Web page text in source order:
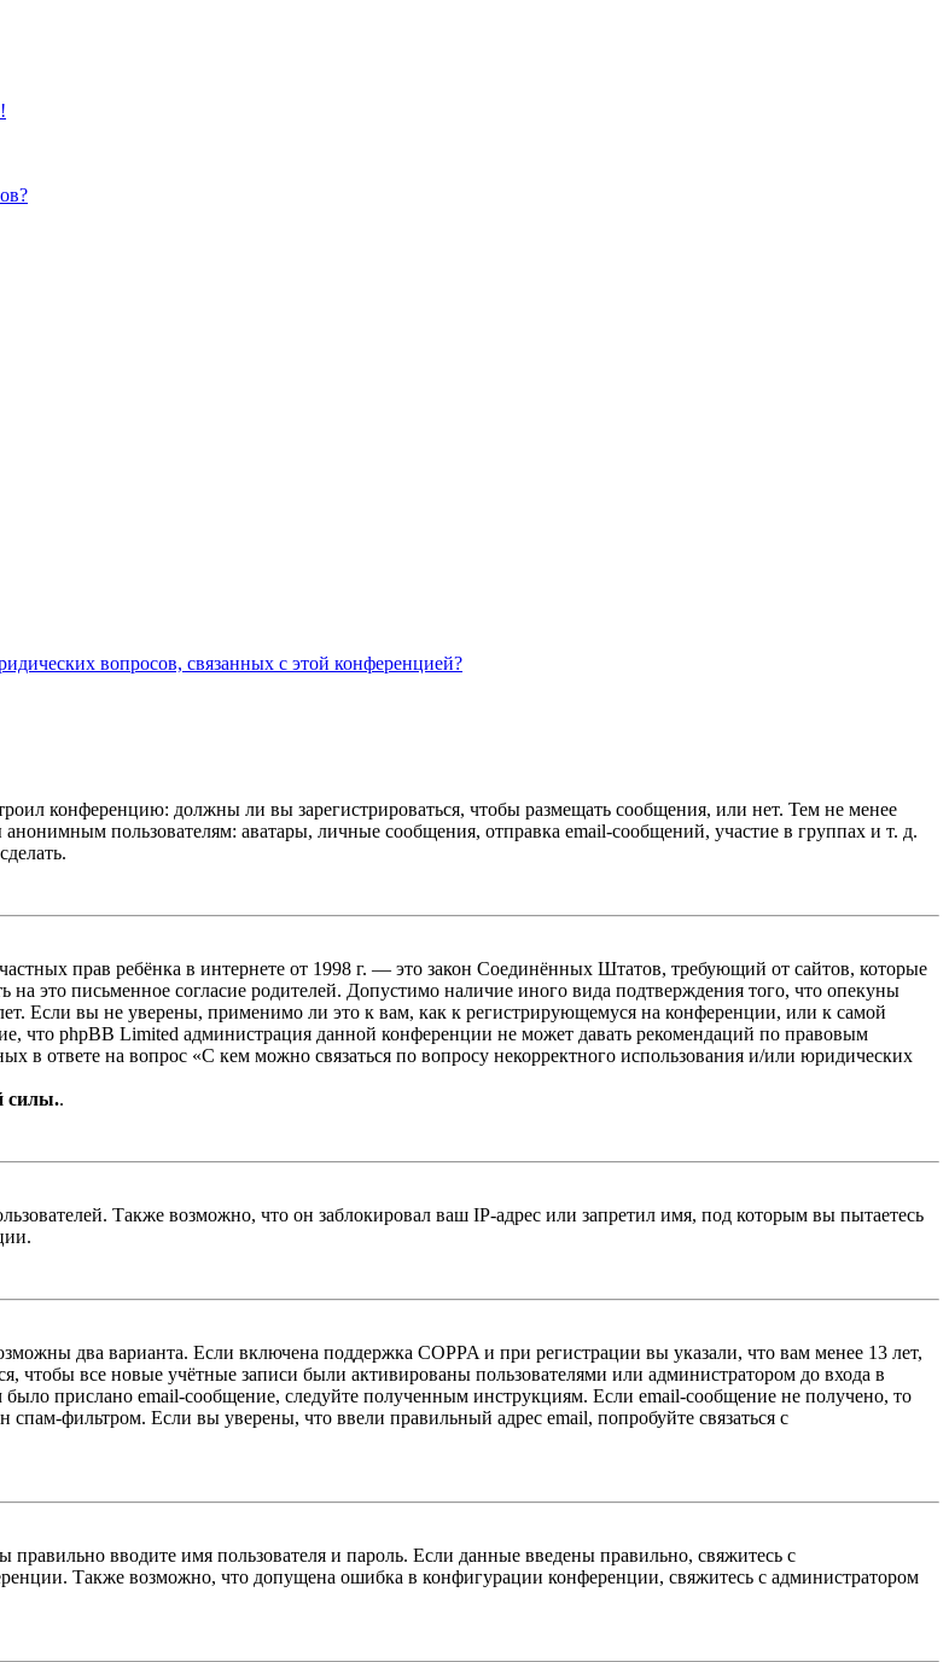
вопросов, связанных с этой конференцией?
конференцию: должны ли вы зарегистрироваться, чтобы размещать сообщения, или нет. Тем не менее
пользователям: аватары, личные сообщения, отправка email-сообщений, участие в группах и т. д.
прав ребёнка в интернете от 1998 г. — это закон Соединённых Штатов, требующий от сайтов, которые
это письменное согласие родителей. Допустимо наличие иного вида подтверждения того, что опекуны
Если вы не уверены, применимо ли это к вам, как к регистрирующемуся на конференции, или к самой
что phpBB Limited администрация данной конференции не может давать рекомендаций по правовым
в ответе на вопрос «С кем можно связаться по вопросу некорректного использования и/или юридических
силы..
Также возможно, что он заблокировал ваш IP-адрес или запретил имя, под которым вы пытаетесь
два варианта. Если включена поддержка COPPA и при регистрации вы указали, что вам менее 13 лет,
чтобы все новые учётные записи были активированы пользователями или администратором до входа в
прислано email-сообщение, следуйте полученным инструкциям. Если email-сообщение не получено, то
фильтром. Если вы уверены, что ввели правильный адрес email, попробуйте связаться с
вводите имя пользователя и пароль. Если данные введены правильно, свяжитесь с
Также возможно, что допущена ошибка в конфигурации конференции, свяжитесь с администратором